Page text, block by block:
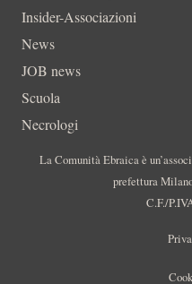
Insider-Associazioni
News
JOB news
Scuola
Necrologi
La Comunità Ebraica è
prefettura
C.F./